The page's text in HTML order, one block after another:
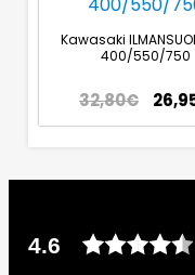
Kawasaki
400/550/750
32,80€
4.6